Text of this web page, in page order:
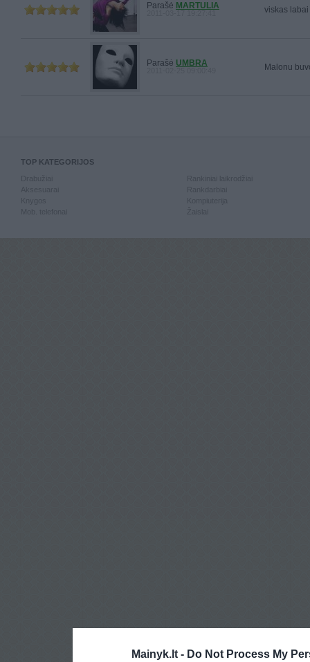
Mainyk.lt - Do Not Process My
Parašė MARTULIA viskas
Parašė UMBRA Malonu
TOP KATEGORIJOS
Knygos
Mob. telefonai
Kompiuterija
Žaislai